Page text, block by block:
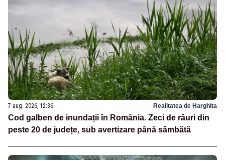
7 aug. 2026, 12:36 Realitatea de Harghita
Cod galben de inundații în România. Zeci de râuri din
peste 20 de județe, sub avertizare până sâmbătă